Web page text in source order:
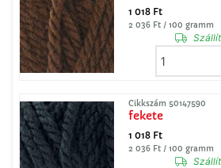
1 018 Ft
2 036 Ft / 100 gramm
Cikkszám 50147590
fekete
1 018 Ft
2 036 Ft / 100 gramm